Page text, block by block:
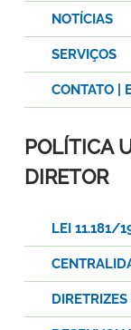
NOTÍCIAS
SERVIÇOS
CONTATO |
POLÍTICA
DIRETOR
LEI 11.181/